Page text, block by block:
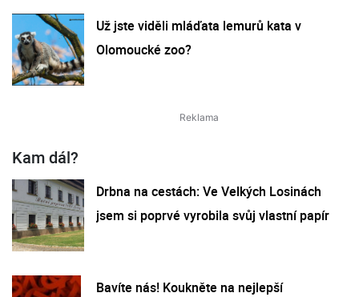
Už jste viděli mláďata lemurů kata v
Olomoucké zoo?
Kam dál?
Drbna na cestách: Ve Velkých Losinách
jsem si poprvé vyrobila svůj vlastní papír
Bavíte nás! Koukněte na nejlepší